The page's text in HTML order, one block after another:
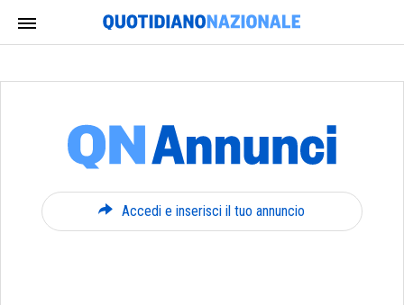
Accedi e inserisci il tuo annuncio